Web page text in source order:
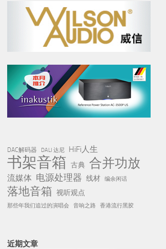
DAC解码器 DALI 达尼 HiFi人生
书架音箱 古典 合并功放
流媒体 电源处理器 线材 编余闲话
落地音箱 视听观点
那些年我们追过的演唱会 音响之路 香港流行黑胶
近期文章